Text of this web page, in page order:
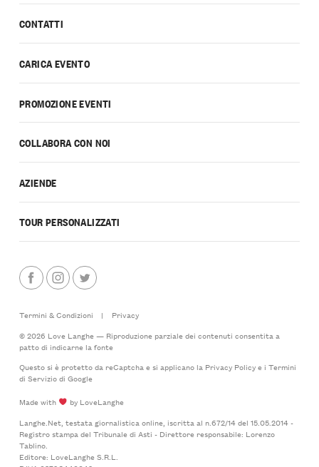
CONTATTI
CARICA EVENTO
PROMOZIONE EVENTI
COLLABORA CON NOI
AZIENDE
TOUR PERSONALIZZATI
Termini & Condizioni |
Privacy
© 2026 Love Langhe — Riproduzione parziale dei contenuti consentita a
patto di indicarne la fonte
Questo si è protetto da reCaptcha e si applicano la Privacy Policye i Termini
di Serviziodi Google
Made with
by LoveLanghe
Langhe.Net, testata giornalistica online, iscritta al n.672/14 del 15.05.2014 -
Registro stampa del Tribunale di Asti - Direttore responsabile: Lorenzo
Tablino.
Editore: LoveLanghe S.R.L.